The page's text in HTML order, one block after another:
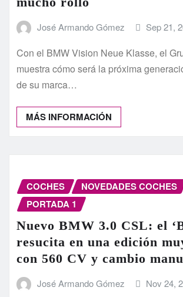
José Armando Gómez Sep 21,
Con el BMW Vision Neue Klasse, el
muestra cómo será la próxima
de su marca…
MÁS INFORMACIÓN
COCHES
NOVEDADES COCHES
PORTADA 1
Nuevo BMW 3.0 CSL: el
resucita en una edición
con 560 CV y cambio
José Armando Gómez Nov 24,